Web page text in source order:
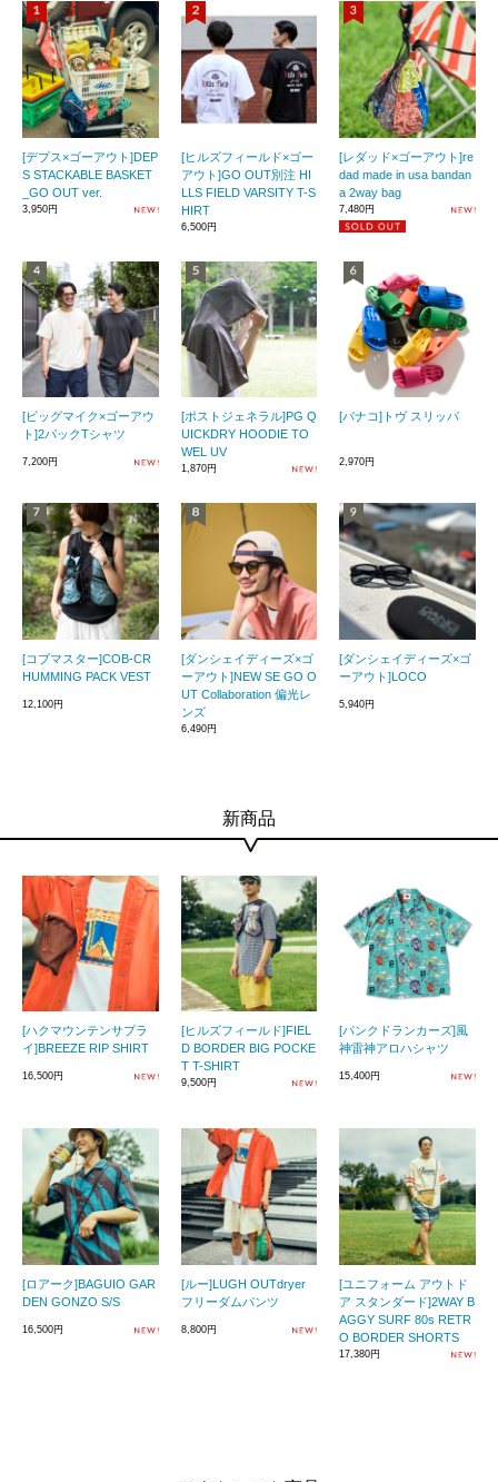
[デプス×ゴーアウト]DEP
S STACKABLE BASKET
_GO OUT ver.
3,950円
[ヒルズフィールド×ゴー
アウト]GO OUT別注 HI
LLS FIELD VARSITY T-S
HIRT
6,500円
[レダッド×ゴーアウト]re
dad made in usa bandan
a 2way bag
7,480円
[ビッグマイク×ゴーアウ
ト]2パックTシャツ
7,200円
[ポストジェネラル]PG Q
UICKDRY HOODIE TO
WEL UV
1,870円
[バナコ]トヴ スリッパ
2,970円
[コブマスター]COB-CR
HUMMING PACK VEST
12,100円
[ダンシェイディーズ×ゴ
ーアウト]NEW SE GO O
UT Collaboration 偏光レ
ンズ
6,490円
[ダンシェイディーズ×ゴ
ーアウト]LOCO
5,940円
新商品
[ハクマウンテンサプラ
イ]BREEZE RIP SHIRT
16,500円
[ヒルズフィールド]FIEL
D BORDER BIG POCKE
T T-SHIRT
9,500円
[パンクドランカーズ]風
神雷神アロハシャツ
15,400円
[ロアーク]BAGUIO GAR
DEN GONZO S/S
16,500円
[ルー]LUGH OUTdryer
フリーダムパンツ
8,800円
[ユニフォーム アウトド
ア スタンダード]2WAY B
AGGY SURF 80s RETR
O BORDER SHORTS
17,380円